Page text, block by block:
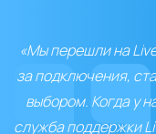
«Мы перешли на
за подключения,
выбором. Когда у
служба поддержки